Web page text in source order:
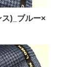
)_ブルー×